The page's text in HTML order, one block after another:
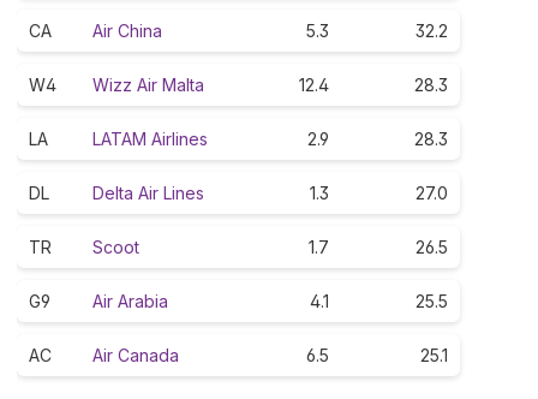
CA Air China 5.3 32.2
W4 Wizz Air Malta 12.4 28.3
LA LATAM Airlines 2.9 28.3
DL Delta Air Lines 1.3 27.0
TR Scoot 1.7 26.5
G9 Air Arabia 4.1 25.5
AC Air Canada 6.5 25.1